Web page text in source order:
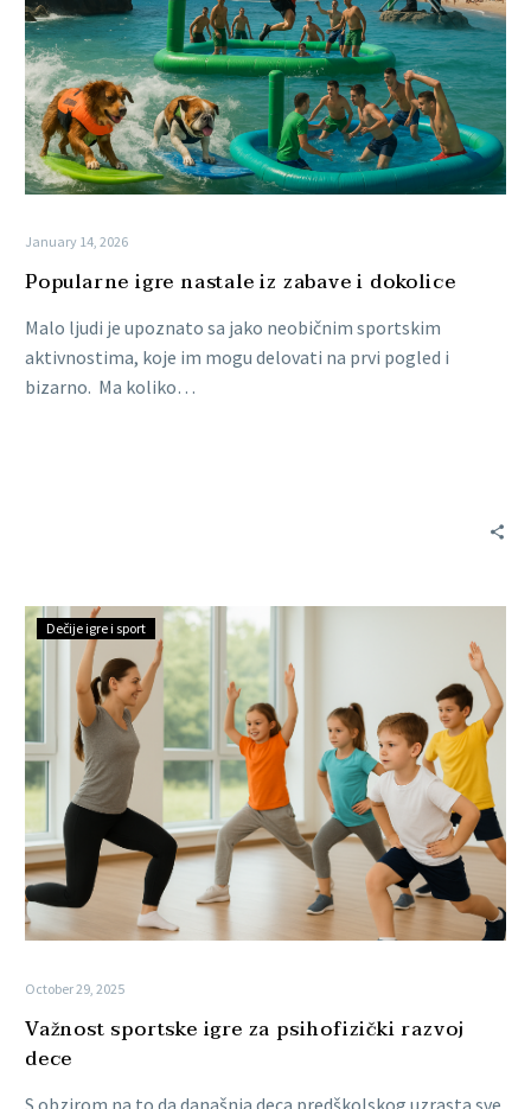
January 14, 2026
Popularne igre nastale iz zabave i dokolice
Malo ljudi je upoznato sa jako neobičnim sportskim
aktivnostima, koje im mogu delovati na prvi pogled i
bizarno. Ma koliko…
Dečije igre i sport
October 29, 2025
Važnost sportske igre za psihofizički razvoj
dece
S obzirom na to da današnja deca predškolskog uzrasta sve